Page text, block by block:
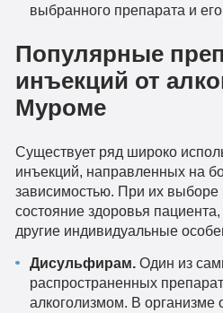
выбранного препарата и
Популярные
инъекций от
Муроме
Существует ряд широко
инъекций, направленных на
зависимостью. При их выборе
состояние здоровья
другие индивидуальные
Дисульфирам. Один из
распространенных
алкоголизмом. В организме